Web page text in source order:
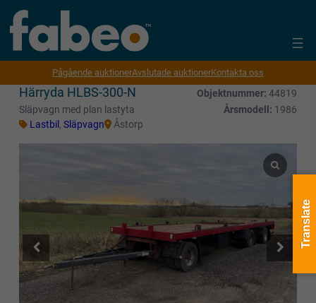
Pågående auktionerAvslutade auktionerKontakta oss
Härryda HLBS-300-N Objektnummer: 44819
Släpvagn med plan lastyta
Årsmodell: 1986
Lastbil , Släpvagn Åstorp
Translate